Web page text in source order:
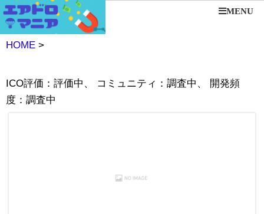
MENU
HOME >
ICO評価：評価中、 コミュニティ：調査中、 開発頻
度：調査中